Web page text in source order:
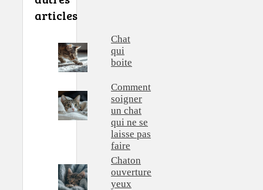
articles
Chat
qui
boite
Comment
soigner
un chat
qui ne se
laisse pas
faire
Chaton
ouverture
yeux